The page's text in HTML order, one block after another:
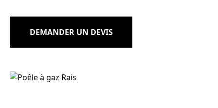
DEMANDER UN DEVIS